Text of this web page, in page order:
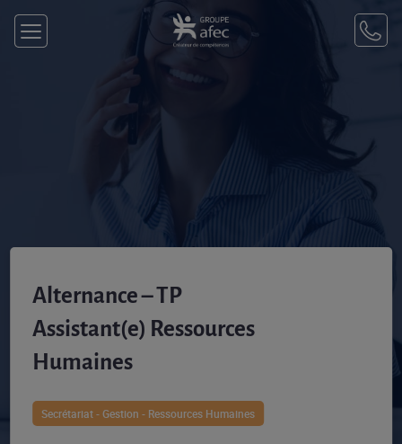
Alternance – TP
Assistant(e) Ressources
Humaines
Secrétariat - Gestion - Ressources Humaines